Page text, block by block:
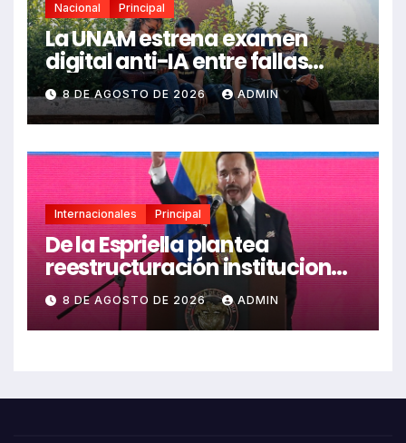
Nacional Principal
La UNAM estrena examen
digital anti-IA entre fallas
técnicas y angustia
estudiantil
8 DE AGOSTO DE 2026 ADMIN
Internacionales Principal
De la Espriella plantea
reestructuración institucional
en Colombia enfocada en
valores
8 DE AGOSTO DE 2026 ADMIN